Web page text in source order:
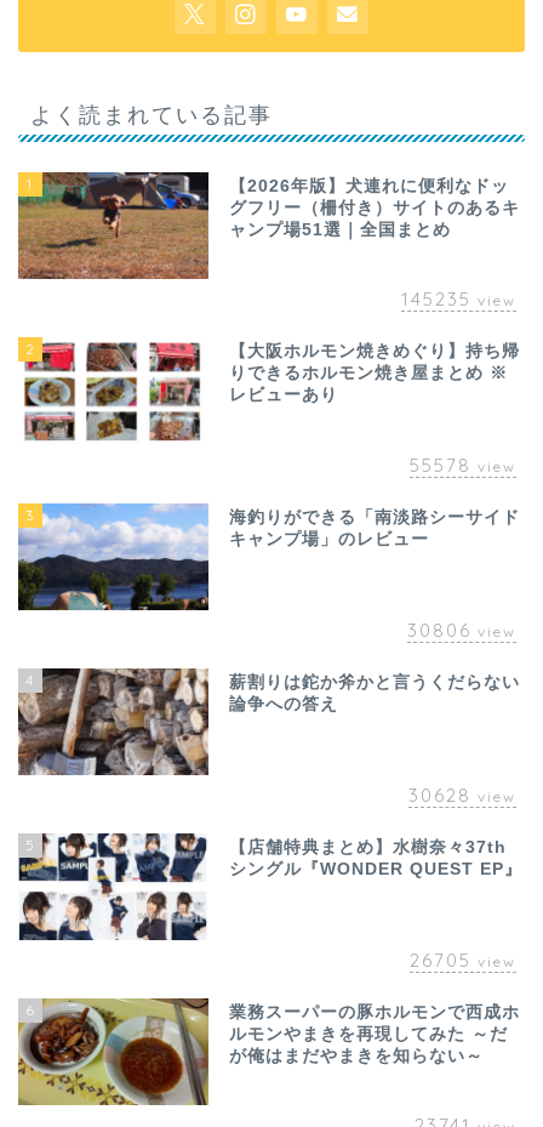
よく読まれている記事
1
【2026年版】犬連れに便利なドッ
グフリー（柵付き）サイトのあるキ
ャンプ場51選｜全国まとめ
145235 view
2
【大阪ホルモン焼きめぐり】持ち帰
りできるホルモン焼き屋まとめ ※
レビューあり
55578 view
3
海釣りができる「南淡路シーサイド
キャンプ場」のレビュー
30806 view
4
薪割りは鉈か斧かと言うくだらない
論争への答え
30628 view
5
【店舗特典まとめ】水樹奈々37th
シングル『WONDER QUEST EP』
26705 view
6
業務スーパーの豚ホルモンで西成ホ
ルモンやまきを再現してみた ～だ
が俺はまだやまきを知らない～